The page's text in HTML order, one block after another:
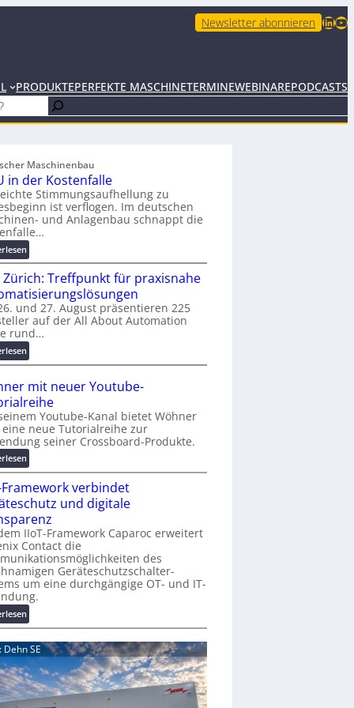
Newsletter abonnieren LinkedIn YouTube
PRODUKTEPERFEKTE MASCHINETERMINEWEBINAREPODCASTS
Maschinenbau
in der Kostenfalle
Stimmungsaufhellung zu
ist verflogen. Im deutschen
und Anlagenbau schnappt die
:
K
M
U
i
n
d
r
o
s
t
e
n
f
a
l
l
e
Zürich: Treffpunkt für praxisnahe
und 27. August präsentieren 225
auf der All About Automation
rund…
:
A
A
Z
ü
r
i
c
:
T
r
e
f
f
p
u
n
k
f
ü
r
p
mit neuer Youtube-
Youtube-Kanal bietet Wöhner
neue Tutorialreihe zur
seiner Crossboard-Produkte.
:
W
ö
h
n
e
r
m
i
t
n
e
u
e
r
Y
o
u
Framework verbindet
und digitale
IIoT-Framework Caparoc erweitert
Contact die
des
Geräteschutzschalter-
um eine durchgängige OT- und IT-
:
I
I
o
T
-
F
Dehn SE